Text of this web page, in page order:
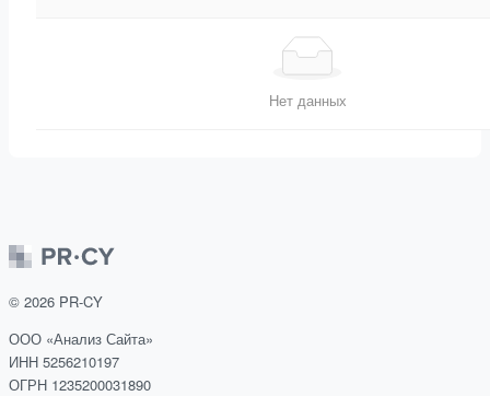
Нет данных
© 2026 PR-CY
ООО «Анализ Сайта»
ИНН 5256210197
ОГРН 1235200031890